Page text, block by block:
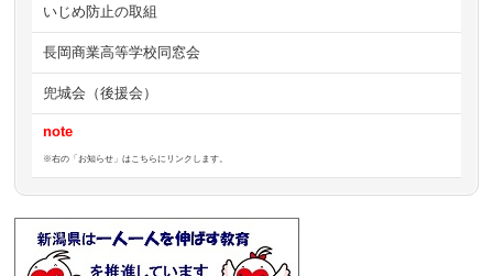
いじめ防止の取組
長岡商業高等学校同窓会
兜城会（後援会）
note
※右の「お知らせ」はこちらにリンクします。